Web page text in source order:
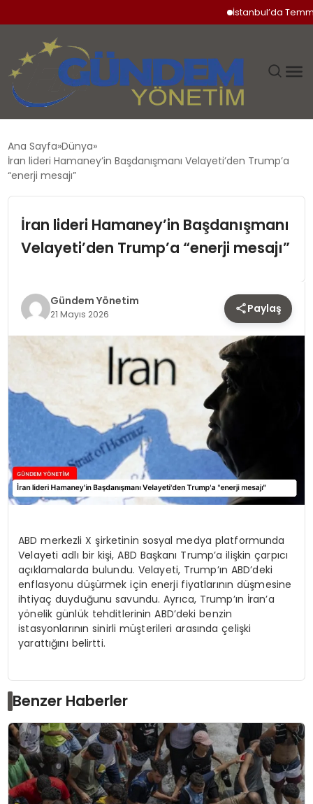
İstanbul’da Temmuz
SIYASET
EKONOMI
TEKNOLOJI
SAĞLIK
YAŞAM
Ana Sayfa Dünya
İran lideri Hamaney’in Başdanışmanı Velayeti’den Trump’a
“enerji mesajı”
İran lideri Hamaney’in Başdanışmanı
Velayeti’den Trump’a “enerji mesajı”
Gündem Yönetim
21 Mayıs 2026 Paylaş
ABD merkezli X şirketinin sosyal medya platformunda
Velayeti adlı bir kişi, ABD Başkanı Trump’a ilişkin çarpıcı
açıklamalarda bulundu. Velayeti, Trump’ın ABD’deki
enflasyonu düşürmek için enerji fiyatlarının düşmesine
ihtiyaç duyduğunu savundu. Ayrıca, Trump’ın İran’a
yönelik günlük tehditlerinin ABD’deki benzin
istasyonlarının sinirli müşterileri arasında çelişki
yarattığını belirtti.
Benzer Haberler